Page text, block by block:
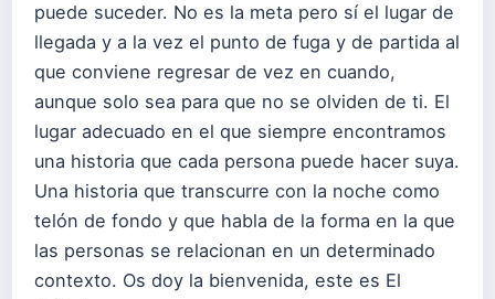
puede suceder. No es la meta pero sí el lugar de
llegada y a la vez el punto de fuga y de partida al
que conviene regresar de vez en cuando,
aunque solo sea para que no se olviden de ti. El
lugar adecuado en el que siempre encontramos
una historia que cada persona puede hacer suya.
Una historia que transcurre con la noche como
telón de fondo y que habla de la forma en la que
las personas se relacionan en un determinado
contexto. Os doy la bienvenida, este es El